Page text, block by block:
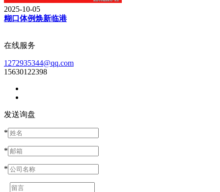
2025-10-05
糊口体例焕新临港
在线服务
1272935344@qq.com
15630122398
发送询盘
*
*
*